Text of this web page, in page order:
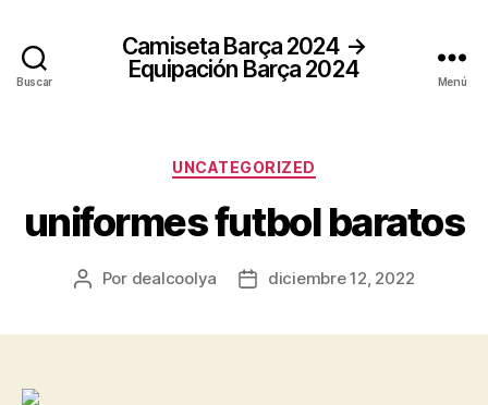
Buscar
Camiseta Barça 2024 →
Equipación Barça 2024
Menú
Categorías
UNCATEGORIZED
uniformes futbol baratos
Autor
Por dealcoolya
Fechadiciembre 12, 2022